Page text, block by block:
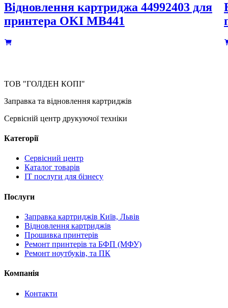
Відновлення картриджа 44992403 для
принтера OKI MB441
ТОВ "ГОЛДЕН КОПІ"
Заправка та відновлення картриджів
Сервісній центр друкуючої техніки
Категорії
Сервісний центр
Каталог товарів
IT послуги для бізнесу
Послуги
Заправка картриджів Київ, Львів
Відновлення картриджів
Прошивка принтерів
Ремонт принтерів та БФП (МФУ)
Ремонт ноутбуків, та ПК
Компанія
Контакти